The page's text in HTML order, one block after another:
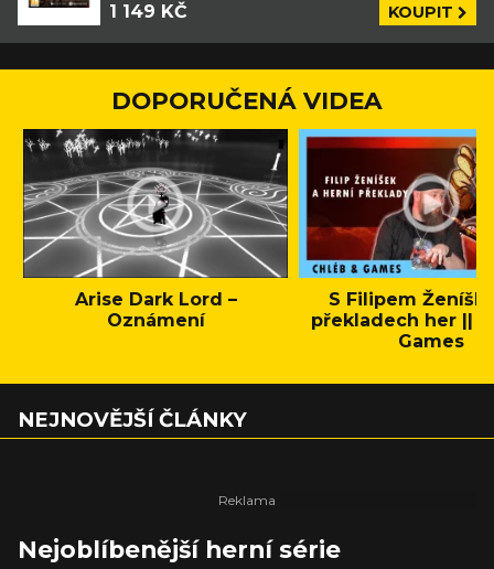
1 149 KČ KOUPIT
DOPORUČENÁ VIDEA
Arise Dark Lord –
Oznámení
S Filipem
překladech her ||
Games
NEJNOVĚJŠÍ ČLÁNKY
Nejoblíbenější herní série